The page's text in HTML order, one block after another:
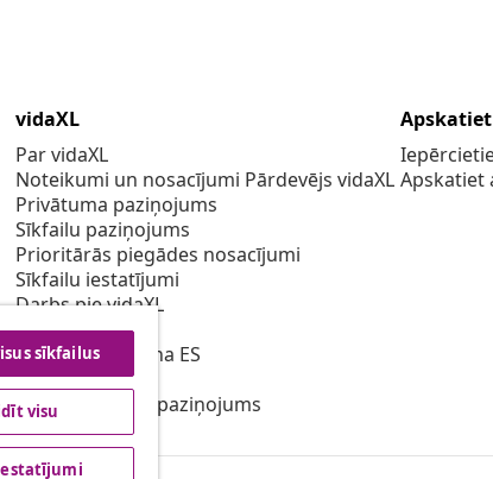
vidaXL
Par vidaXL
Noteikumi un nosacījumi Pārdevējs vidaXL
Privātuma paziņojums
Sīkfailu paziņojums
Prioritārās piegādes nosacījumi
Sīkfailu iestatījumi
Darbs pie vidaXL
Drošības
Atbildīgā persona ES
EPR politiku
Piekļūstamības paziņojums
Apskatiet
sīkfailus
visu